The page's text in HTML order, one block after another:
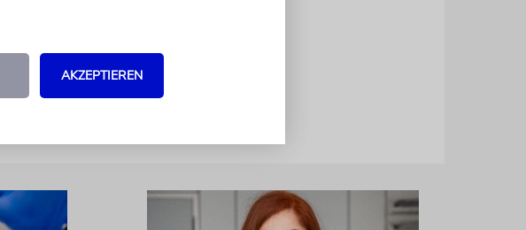
sorgte, bekam ich aufs
AKZEPTIEREN